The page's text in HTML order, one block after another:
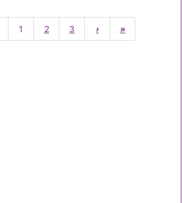
1 2 3 › »